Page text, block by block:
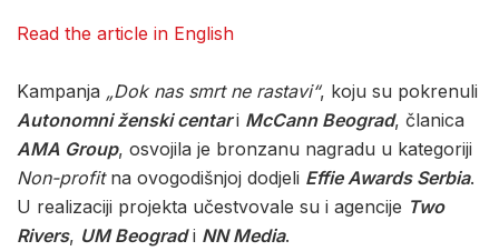
Read the article in English
Kampanja „Dok nas smrt ne rastavi“, koju su pokrenuli
Autonomni ženski centari McCann Beograd, članica
AMA Group, osvojila je bronzanu nagradu u kategoriji
Non-profitna ovogodišnjoj dodjeli Effie Awards Serbia.
U realizaciji projekta učestvovale su i agencije Two
Rivers, UM Beogradi NN Media.